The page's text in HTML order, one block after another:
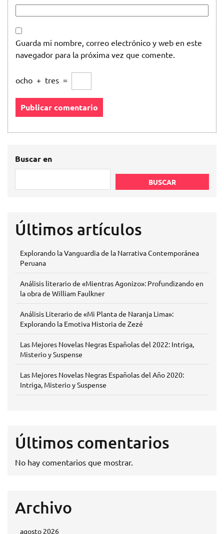
Guarda mi nombre, correo electrónico y web en este
navegador para la próxima vez que comente.
ocho + tres =
Buscar en
BUSCAR
Últimos artículos
Explorando la Vanguardia de la Narrativa Contemporánea
Peruana
Análisis literario de «Mientras Agonizo»: Profundizando en
la obra de William Faulkner
Análisis Literario de «Mi Planta de Naranja Lima»:
Explorando la Emotiva Historia de Zezé
Las Mejores Novelas Negras Españolas del 2022: Intriga,
Misterio y Suspense
Las Mejores Novelas Negras Españolas del Año 2020:
Intriga, Misterio y Suspense
Últimos comentarios
No hay comentarios que mostrar.
Archivo
agosto 2026